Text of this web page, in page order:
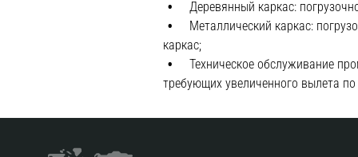
Деревянный каркас:
Металлический каркас:
каркас;
Техническое обслуживание
требующих увеличенного вылета по